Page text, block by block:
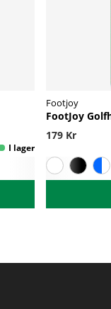
Footjoy
FootJoy
179 Kr